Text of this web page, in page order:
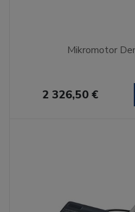
Mikromotor
2 326,50 €